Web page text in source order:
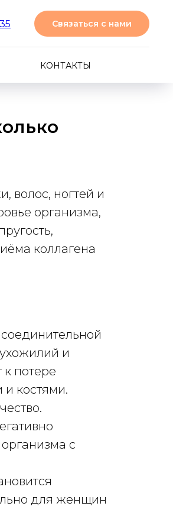
Cвязаться с нами
КОНТАКТЫ
волос, ногтей и
организма,
коллагена
и
к потере
костями.
с
для женщин